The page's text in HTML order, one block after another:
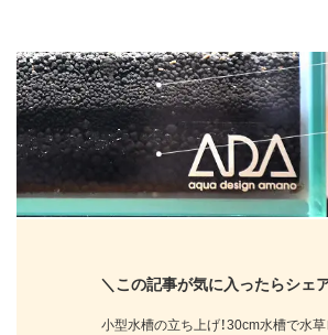
＼この記事が気に入ったらシェ
小型水槽の立ち上げ！30cm水槽で水